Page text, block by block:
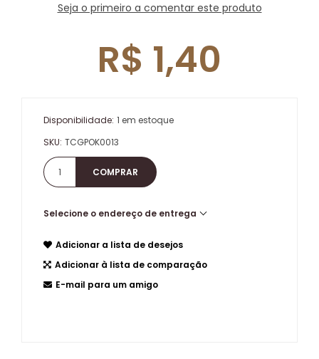
Seja o primeiro a comentar este produto
R$ 1,40
Disponibilidade: 1 em estoque
SKU: TCGPOK0013
Selecione o endereço de entrega
Adicionar a lista de desejos
Adicionar à lista de comparação
E-mail para um amigo